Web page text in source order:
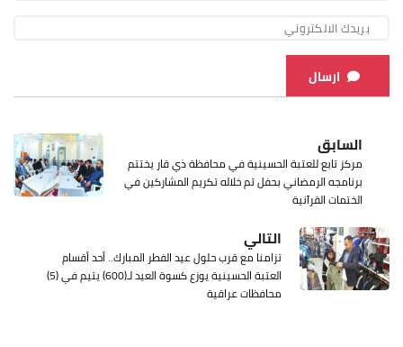
ارسال
السابق
مركز تابع للعتبة الحسينية في محافظة ذي قار يختتم
برنامجه الرمضاني بحفل تم خلاله تكريم المشاركين في
الختمات القرآنية
التالي
تزامنا مع قرب حلول عيد الفطر المبارك.. أحد أقسام
العتبة الحسينية يوزع كسوة العيد لـ(600) يتيم في (5)
محافظات عراقية